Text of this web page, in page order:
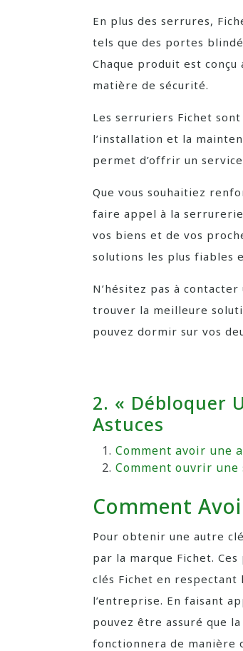
En plus des serrures,
tels que des portes
Chaque produit est
matière de sécurité.
Les serruriers Fichet
l’installation et la
permet d’offrir un
Que vous souhaitiez
faire appel à la
vos biens et de vos
solutions les plus fiables
N’hésitez pas à
trouver la meilleure
pouvez dormir sur vos
2. « Débloquer
Astuces
Comment avoir une
Comment ouvrir
Comment
Pour obtenir une autre
par la marque Fichet.
clés Fichet en
l’entreprise. En faisant
pouvez être assuré que
fonctionnera de manière